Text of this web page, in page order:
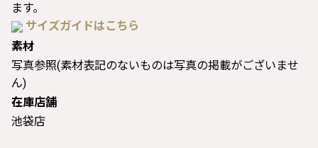
ます。
サイズガイドはこちら
素材
写真参照(素材表記のないものは写真の掲載がございませ
ん)
在庫店舗
池袋店